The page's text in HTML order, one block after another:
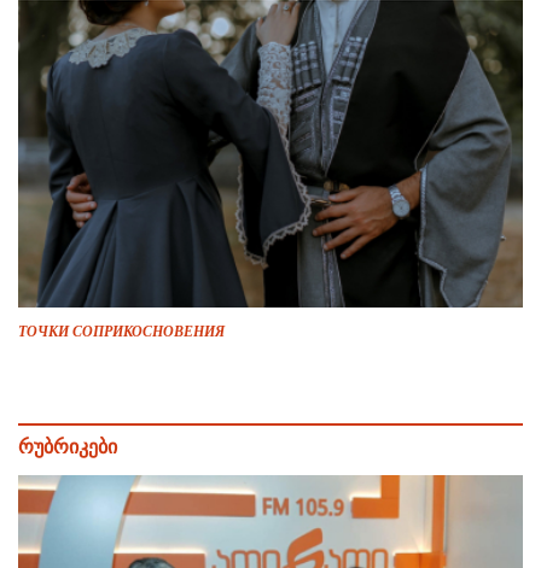
ТОЧКИ СОПРИКОСНОВЕНИЯ
რუბრიკები